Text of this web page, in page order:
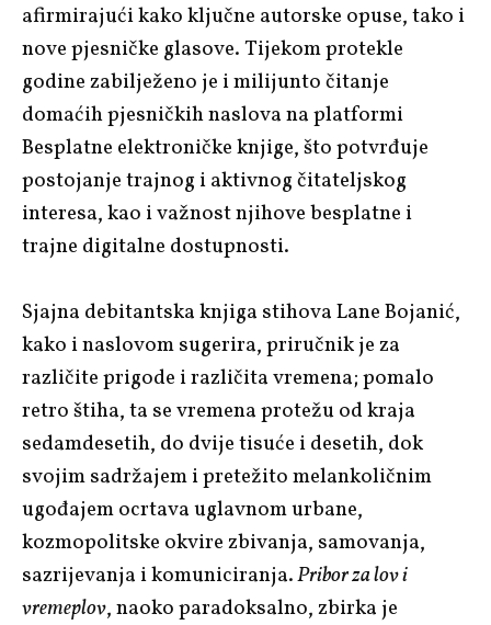
afirmirajući kako ključne autorske opuse, tako i
nove pjesničke glasove. Tijekom protekle
godine zabilježeno je i milijunto čitanje
domaćih pjesničkih naslova na platformi
Besplatne elektroničke knjige, što potvrđuje
postojanje trajnog i aktivnog čitateljskog
interesa, kao i važnost njihove besplatne i
trajne digitalne dostupnosti.
Sjajna debitantska knjiga stihova Lane Bojanić,
kako i naslovom sugerira, priručnik je za
različite prigode i različita vremena; pomalo
retro štiha, ta se vremena protežu od kraja
sedamdesetih, do dvije tisuće i desetih, dok
svojim sadržajem i pretežito melankoličnim
ugođajem ocrtava uglavnom urbane,
kozmopolitske okvire zbivanja, samovanja,
sazrijevanja i komuniciranja.Pribor za lov i
vremeplov, naoko paradoksalno, zbirka je